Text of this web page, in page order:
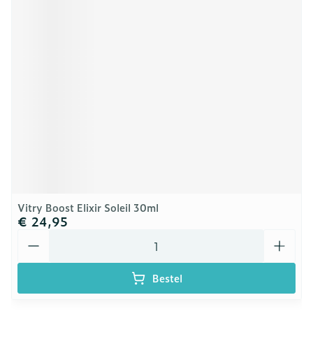
Vitry Boost Elixir Soleil 30ml
€ 24,95
Bestel